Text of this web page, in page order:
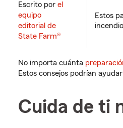
Escrito por el
equipo
editorial de
State Farm®
Estos
No importa cuánta
Estos consejos podrían
Cuida de ti